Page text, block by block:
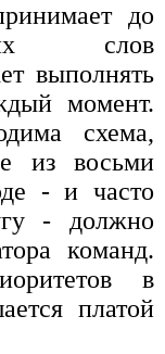
до
слов
выполнять
момент.
схема,
из восьми
- и часто
- должно
команд.
в
платой